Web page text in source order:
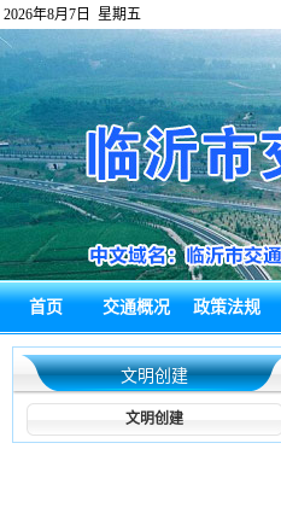
2026年8月7日 星期五
首页 交通概况 政策法规
政府信息公 热点回应 通知公告
文明创建
文明创建